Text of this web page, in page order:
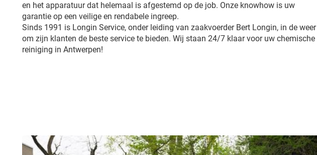
en het apparatuur dat helemaal is afgestemd op de job. Onze knowhow is uw
garantie op een veilige en rendabele ingreep.
Sinds 1991 is Longin Service, onder leiding van zaakvoerder Bert Longin, in de weer
om zijn klanten de beste service te bieden. Wij staan 24/7 klaar voor uw chemische
reiniging in Antwerpen!